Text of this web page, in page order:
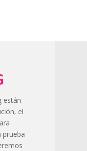
están
el
prueba